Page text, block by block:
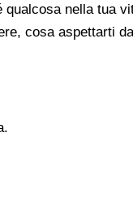
nella tua
cosa aspettarti